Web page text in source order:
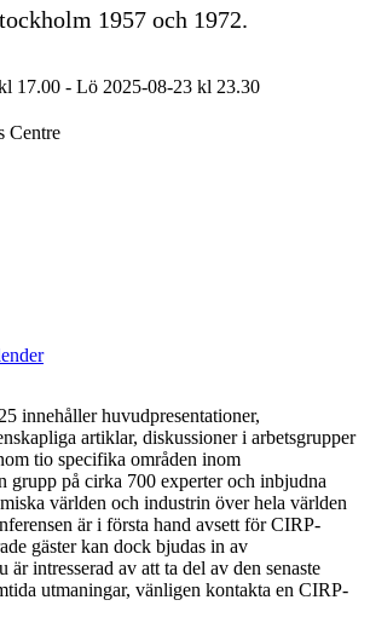
1957 och 1972.
17.00 - Lö 2025-08-23 kl 23.30
Centre
innehåller huvudpresentationer,
artiklar, diskussioner i arbetsgrupper
tio specifika områden inom
grupp på cirka 700 experter och inbjudna
världen och industrin över hela världen
är i första hand avsett för CIRP-
gäster kan dock bjudas in av
är intresserad av att ta del av den senaste
utmaningar, vänligen kontakta en CIRP-